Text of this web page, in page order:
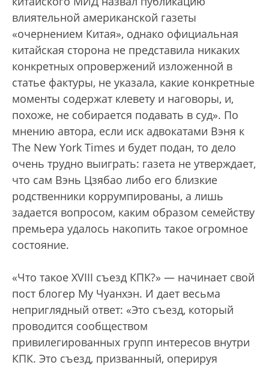
влиятельной американской газеты
«очернением Китая», однако официальная
китайская сторона не представила никаких
конкретных опровержений изложенной в
статье фактуры, не указала, какие конкретные
моменты содержат клевету и наговоры, и,
похоже, не собирается подавать в суд». По
мнению автора, если иск адвокатами Вэня к
The New York Times и будет подан, то дело
очень трудно выиграть: газета не утверждает,
что сам Вэнь Цзябао либо его близкие
родственники коррумпированы, а лишь
задается вопросом, каким образом семейству
премьера удалось накопить такое огромное
состояние.
«Что такое XVIII съезд КПК?» — начинает свой
пост блогер Му Чуанхэн. И дает весьма
неприглядный ответ: «Это съезд, который
проводится сообществом
привилегированных групп интересов внутри
КПК. Это съезд, призванный, оперируя